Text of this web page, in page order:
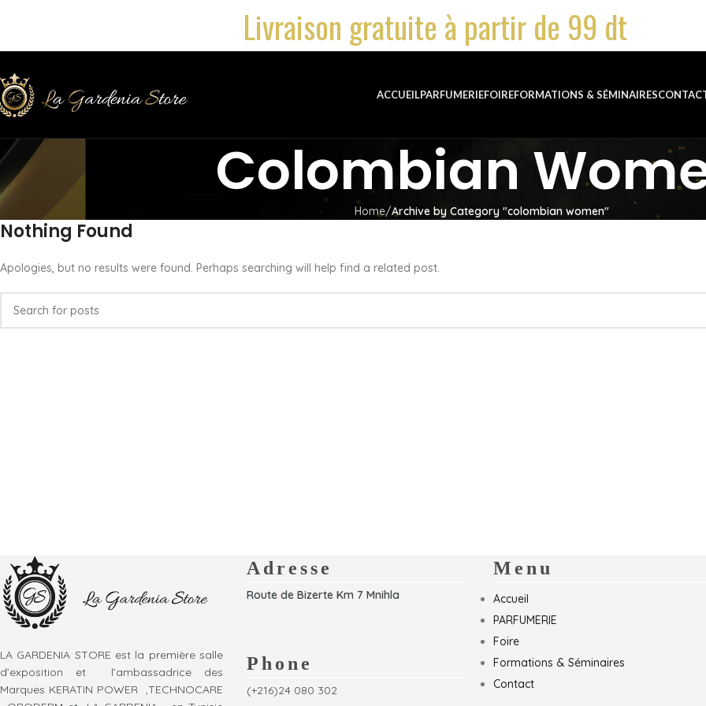
Livraison gratuite à partir de 99 dt
ACCUEILPARFUMERIEFOIREFORMATIONS & SÉMINAIRES
Colombian
Home Archive by Category "colombian women"
Nothing Found
Apologies, but no results were found. Perhaps searching will help find a related post.
LA GARDENIA STORE est la première salle
d’exposition et l’ambassadrice des
Marques KERATIN POWER ,TECHNOCARE
Adresse
Route de Bizerte Km 7 Mnihla
Phone
(+216)24 080 302
Menu
Accueil
PARFUMERIE
Foire
Formations & Séminaires
Contact